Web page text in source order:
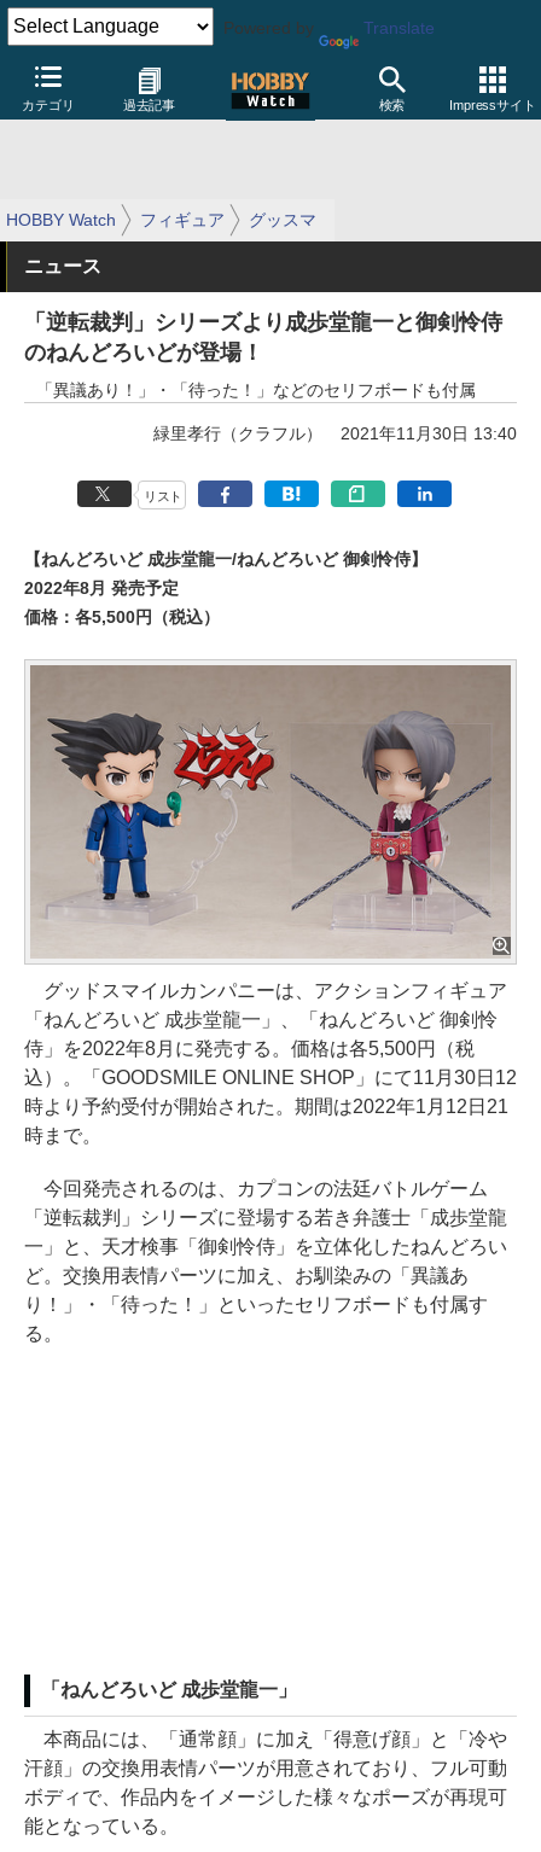
Powered by Translate
カテゴリ 過去記事 検索 Impressサイト
HOBBY Watch フィギュア グッスマ
ニュース
「逆転裁判」シリーズより成歩堂龍一と御剣怜侍
のねんどろいどが登場！
「異議あり！」・「待った！」などのセリフボードも付属
緑里孝行（クラフル） 2021年11月30日 13:40
リスト
【ねんどろいど 成歩堂龍一/ねんどろいど 御剣怜侍】
2022年8月 発売予定
価格：各5,500円（税込）
グッドスマイルカンパニーは、アクションフィギュア
「ねんどろいど 成歩堂龍一」、「ねんどろいど 御剣怜
侍」を2022年8月に発売する。価格は各5,500円（税
込）。「GOODSMILE ONLINE SHOP」にて11月30日12
時より予約受付が開始された。期間は2022年1月12日21
時まで。
今回発売されるのは、カプコンの法廷バトルゲーム
「逆転裁判」シリーズに登場する若き弁護士「成歩堂龍
一」と、天才検事「御剣怜侍」を立体化したねんどろい
ど。交換用表情パーツに加え、お馴染みの「異議あ
り！」・「待った！」といったセリフボードも付属す
る。
「ねんどろいど 成歩堂龍一」
本商品には、「通常顔」に加え「得意げ顔」と「冷や
汗顔」の交換用表情パーツが用意されており、フル可動
ボディで、作品内をイメージした様々なポーズが再現可
能となっている。